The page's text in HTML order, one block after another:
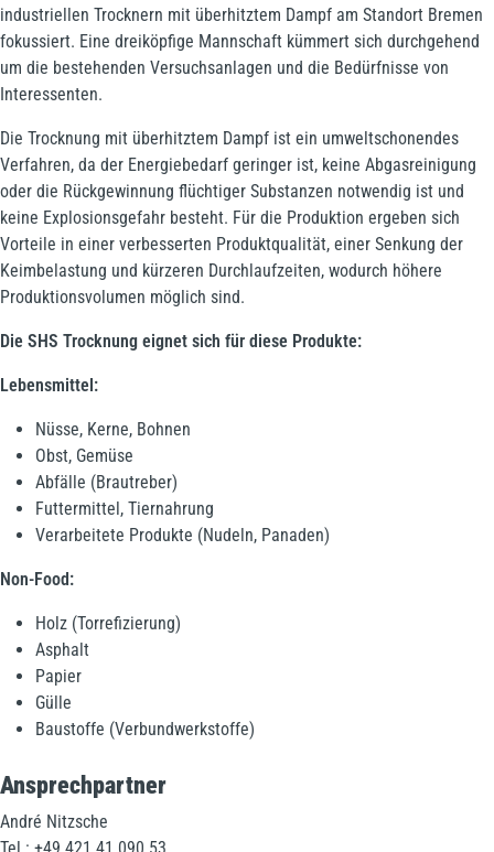
industriellen Trocknern mit überhitztem Dampf am Standort Bremen
fokussiert. Eine dreiköpfige Mannschaft kümmert sich durchgehend
um die bestehenden Versuchsanlagen und die Bedürfnisse von
Interessenten.
Die Trocknung mit überhitztem Dampf ist ein umweltschonendes
Verfahren, da der Energiebedarf geringer ist, keine Abgasreinigung
oder die Rückgewinnung flüchtiger Substanzen notwendig ist und
keine Explosionsgefahr besteht. Für die Produktion ergeben sich
Vorteile in einer verbesserten Produktqualität, einer Senkung der
Keimbelastung und kürzeren Durchlaufzeiten, wodurch höhere
Produktionsvolumen möglich sind.
Die SHS Trocknung eignet sich für diese Produkte:
Lebensmittel:
Nüsse, Kerne, Bohnen
Obst, Gemüse
Abfälle (Brautreber)
Futtermittel, Tiernahrung
Verarbeitete Produkte (Nudeln, Panaden)
Non-Food:
Holz (Torrefizierung)
Asphalt
Papier
Gülle
Baustoffe (Verbundwerkstoffe)
Ansprechpartner
André Nitzsche